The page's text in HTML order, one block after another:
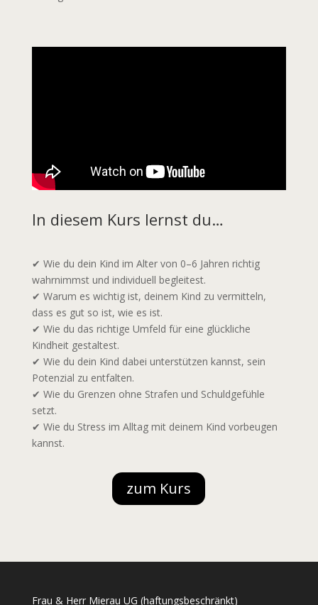
In diesem Kurs lernst du…
✔ Wie du dein Kind im Alter von 0–6 Jahren richtig
wahrnimmst und individuell begleitest.
✔ Warum es wichtig ist, deinem Kind zu vermitteln,
dass es gut so ist, wie es ist.
✔ Wie du das richtige Umfeld für eine glückliche
Kindheit gestaltest.
✔ Wie du dein Kind dabei unterstützen kannst, sein
Potenzial zu entfalten.
✔ Wie du Grenzen ohne Strafen und Schuldgefühle
setzt.
✔ Wie du Stress im Alltag mit deinem Kind vorbeugen
kannst.
zum Kurs
Frau & Herr Mierau UG (haftungsbeschränkt)